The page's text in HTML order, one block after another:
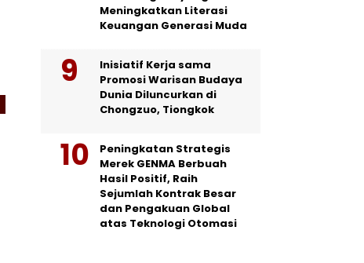
Meningkatkan Literasi
Keuangan Generasi Muda
Inisiatif Kerja sama
Promosi Warisan Budaya
Dunia Diluncurkan di
Chongzuo, Tiongkok
Peningkatan Strategis
Merek GENMA Berbuah
Hasil Positif, Raih
Sejumlah Kontrak Besar
dan Pengakuan Global
atas Teknologi Otomasi